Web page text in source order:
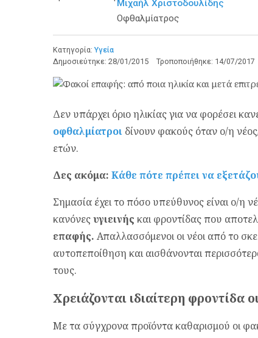
Μιχαήλ Χριστοδουλίδης
Οφθαλμίατρος
Κατηγορία: Υγεία
Δημοσιεύτηκε: 28/01/2015 Τροποποιήθηκε: 14/07/2017
Δεν υπάρχει όριο ηλικίας για να φορέσει
οφθαλμίατροι δίνουν φακούς όταν ο/η
ετών.
Δες ακόμα: Κάθε πότε πρέπει να
Σημασία έχει το πόσο υπεύθυνος είναι ο/η
κανόνεςυγιεινής και φροντίδας που
επαφής. Απαλλασσόμενοι οι νέοι από το
αυτοπεποίθηση και αισθάνονται
τους.
Χρειάζονται ιδιαίτερη φροντίδα
Με τα σύγχρονα προϊόντα καθαρισμού οι